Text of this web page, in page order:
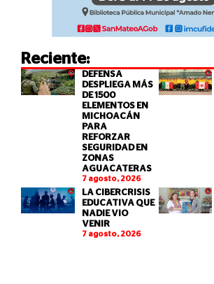
Reciente:
DEFENSA
DESPLIEGA MÁS
DE 1500
ELEMENTOS EN
MICHOACÁN
PARA
REFORZAR
SEGURIDAD EN
ZONAS
AGUACATERAS
7 agosto, 2026
LA CIBERCRISIS
EDUCATIVA QUE
NADIE VIO
VENIR
7 agosto, 2026